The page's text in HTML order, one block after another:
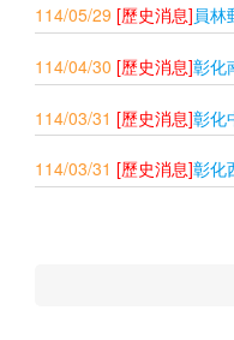
114/05/29 [歷史消息]員林
114/04/30 [歷史消息]彰化
114/03/31 [歷史消息]彰化
114/03/31 [歷史消息]彰化